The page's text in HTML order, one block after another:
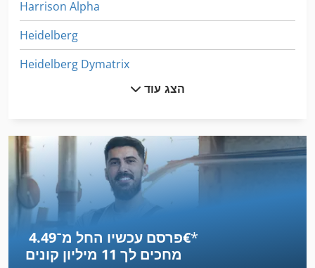
Harrison Alpha
Heidelberg
Heidelberg Dymatrix
Heidelberg Ksd
Heidelberg Oht
Heidelberg Sbd
Heidelberg Tok
הצג עוד
פרסם עכשיו החל מ־‏4.49 ‏€*
מחכים לך 11 מיליון קונים